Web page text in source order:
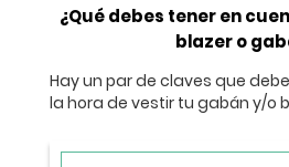
¿Qué debes tener en
blazer o
Hay un par de claves que
la hora de vestir tu gabán y/o